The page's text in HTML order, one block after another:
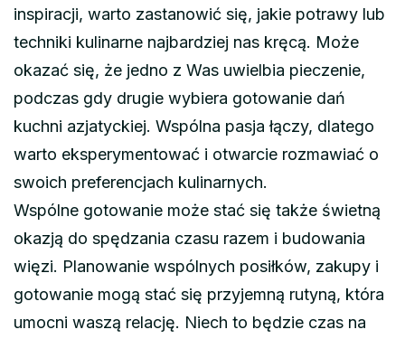
inspiracji, warto zastanowić się, jakie potrawy lub
techniki kulinarne najbardziej nas kręcą. Może
okazać się, że jedno z Was uwielbia pieczenie,
podczas gdy drugie wybiera gotowanie dań
kuchni azjatyckiej. Wspólna pasja łączy, dlatego
warto eksperymentować i otwarcie rozmawiać o
swoich preferencjach kulinarnych.
Wspólne gotowanie może stać się także świetną
okazją do spędzania czasu razem i budowania
więzi. Planowanie wspólnych posiłków, zakupy i
gotowanie mogą stać się przyjemną rutyną, która
umocni waszą relację. Niech to będzie czas na